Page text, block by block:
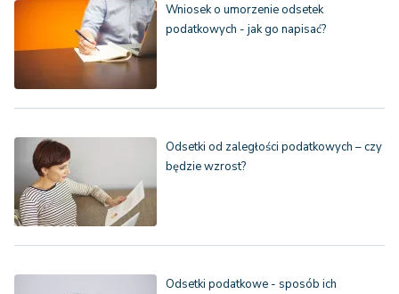
Wniosek o umorzenie odsetek
podatkowych - jak go napisać?
Odsetki od zaległości podatkowych – czy
będzie wzrost?
Odsetki podatkowe - sposób ich